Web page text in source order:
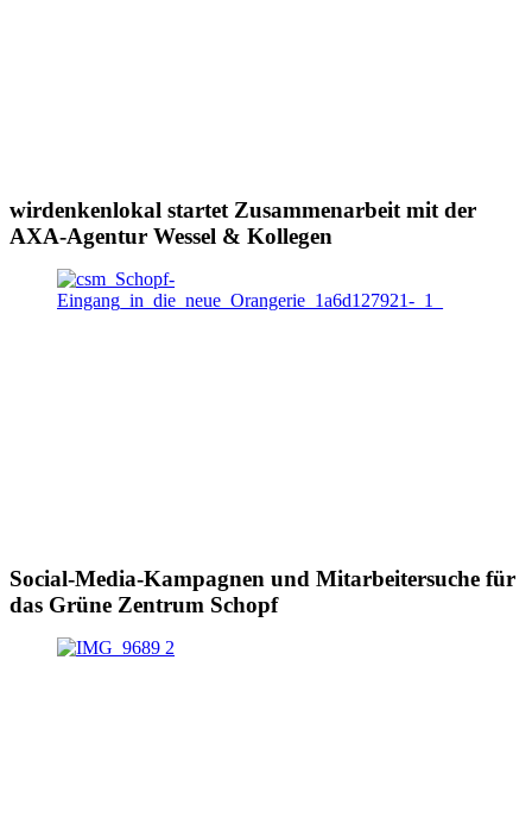
wirdenkenlokal startet Zusammenarbeit mit der
AXA-Agentur Wessel & Kollegen
Social-Media-Kampagnen und Mitarbeitersuche für
das Grüne Zentrum Schopf